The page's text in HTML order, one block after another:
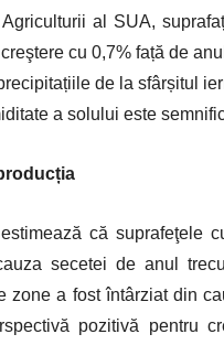
Agriculturii al SUA,
cu 0,7% față de
de la sfârșitul
a solului este
că suprafeţele
secetei de anul
zone a fost întârziat din
pozitivă pentru